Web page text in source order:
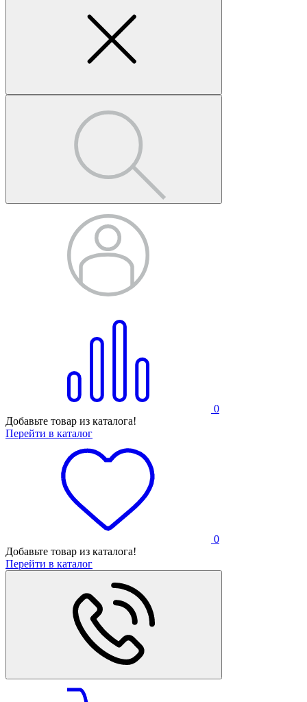
0
Добавьте товар из каталога!
Перейти в каталог
0
Добавьте товар из каталога!
Перейти в каталог